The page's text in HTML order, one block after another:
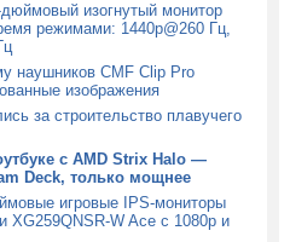
изогнутый монитор
режимами: 1440p@260 Гц,
наушников CMF Clip Pro
изображения
за строительство плавучего
с AMD Strix Halo —
Deck, только мощнее
игровые IPS-мониторы
XG259QNSR-W Ace с 1080p и